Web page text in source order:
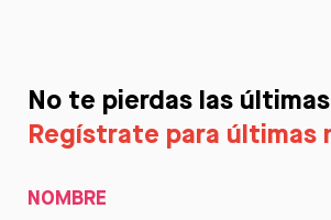
No te pierdas las
Regístrate para últimas
NOMBRE